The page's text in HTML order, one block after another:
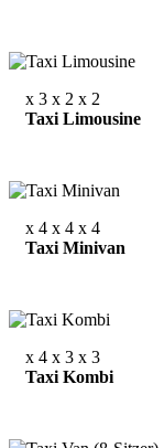
x 3 x 2 x 2
Taxi Limousine
x 4 x 4 x 4
Taxi Minivan
x 4 x 3 x 3
Taxi Kombi